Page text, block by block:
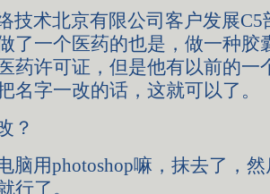
技术北京有限公司客户发展C5
了一个医药的也是，做一种胶
药许可证，但是他有以前的一
名字一改的话，这就可以了。
？
脑用photoshop嘛，抹去了，
行了。